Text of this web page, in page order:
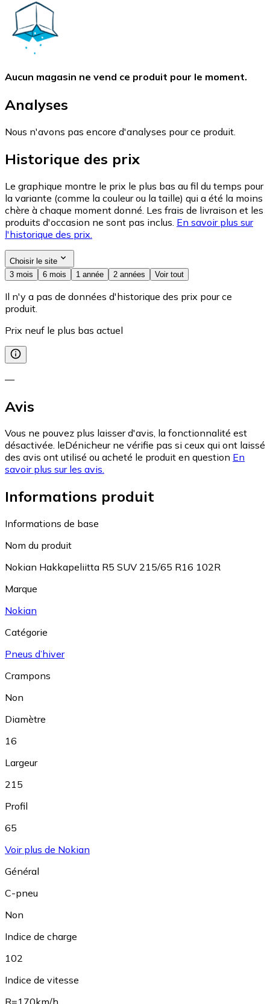
Aucun magasin ne vend ce produit pour le moment.
Analyses
Nous n'avons pas encore d'analyses pour ce produit.
Historique des prix
Le graphique montre le prix le plus bas au fil du temps pour
la variante (comme la couleur ou la taille) qui a été la moins
chère à chaque moment donné. Les frais de livraison et les
produits d'occasion ne sont pas inclus. En savoir plus sur
l'historique des prix.
Choisir le site
3 mois
6 mois 1 année 2 années Voir tout
Il n'y a pas de données d'historique des prix pour ce
produit.
Prix neuf le plus bas actuel
—
Avis
Vous ne pouvez plus laisser d'avis, la fonctionnalité est
désactivée. leDénicheur ne vérifie pas si ceux qui ont laissé
des avis ont utilisé ou acheté le produit en question En
savoir plus sur les avis.
Informations produit
Informations de base
Nom du produit
Nokian Hakkapeliitta R5 SUV 215/65 R16 102R
Marque
Nokian
Catégorie
Pneus d’hiver
Crampons
Non
Diamètre
16
Largeur
215
Profil
65
Voir plus de Nokian
Général
C-pneu
Non
Indice de charge
102
Indice de vitesse